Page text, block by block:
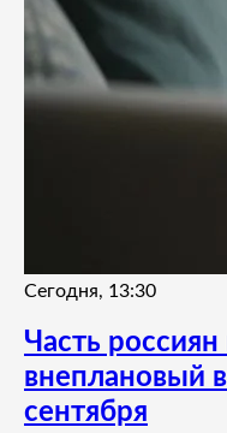
Сегодня, 13:30
Часть
внеплановый
сентября